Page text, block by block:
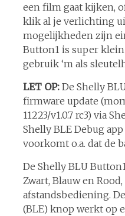
een film gaat kijken,
klik al je verlichting
mogelijkheden zijn
Button1 is super
gebruik ‘m als
LET OP: De Shelly
firmware update
11223/v1.0.7 rc3) via
Shelly BLE Debug
voorkomt o.a. dat de
De Shelly BLU
Zwart, Blauw en
afstandsbediening.
(BLE) knop werkt op